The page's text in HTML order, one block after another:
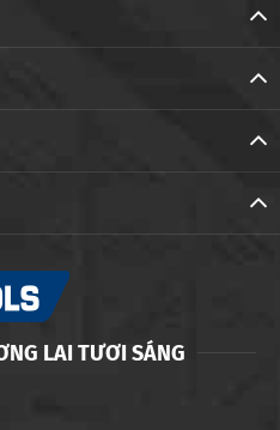
LAI TƯƠI SÁNG